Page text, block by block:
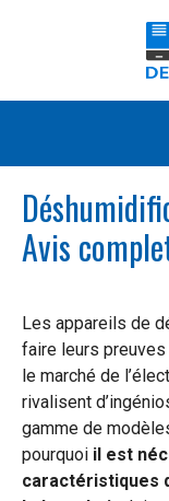
Avis
Les appareils de
faire leurs
le marché de
rivalisent
gamme de
pourquoi il est
caractéristiques